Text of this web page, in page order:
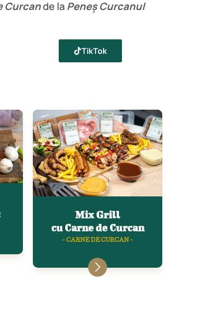
Curcande laPeneș Curcanul
TikTok
Mix Grill
cu Carne de Curcan
- CARNE DE CURCAN -